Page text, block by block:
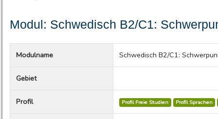
Modul: Schwedisch B2/C1:
Modulname Schwedisch B2/C1:
Gebiet
Profil Profil Freie Studien Profil Sprachen